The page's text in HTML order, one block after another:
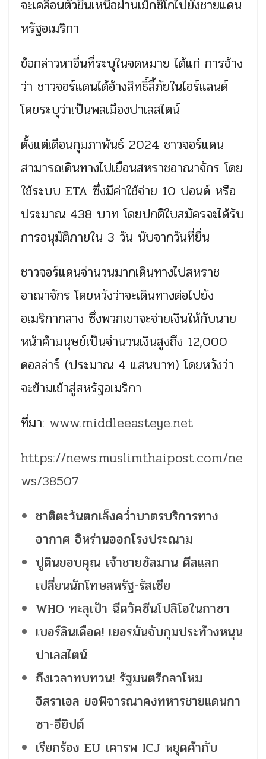
จะเคลื่อนตัวขึ้นเหนือผ่านเม็กซิโกไปยังชายแดน
หรัฐอเมริกา
ข้อกล่าวหาอื่นที่ระบุในจดหมาย ได้แก่ การอ้าง
ว่า ชาวจอร์แดนได้อ้างสิทธิ์ลี้ภัยในไอร์แลนด์
โดยระบุว่าเป็นพลเมืองปาเลสไตน์
ตั้งแต่เดือนกุมภาพันธ์ 2024 ชาวจอร์แดน
สามารถเดินทางไปเยือนสหราชอาณาจักร โดย
ใช้ระบบ ETA ซึ่งมีค่าใช้จ่าย 10 ปอนด์ หรือ
ประมาณ 438 บาท โดยปกติใบสมัครจะได้รับ
การอนุมัติภายใน 3 วัน นับจากวันที่ยื่น
ชาวจอร์แดนจำนวนมากเดินทางไปสหราช
อาณาจักร โดยหวังว่าจะเดินทางต่อไปยัง
อเมริกากลาง ซึ่งพวกเขาจะจ่ายเงินให้กับนาย
หน้าค้ามนุษย์เป็นจำนวนเงินสูงถึง 12,000
ดอลล่าร์ (ประมาณ 4 แสนบาท) โดยหวังว่า
จะข้ามเข้าสู่สหรัฐอเมริกา
ที่มา: www.middleeasteye.net
https://news.muslimthaipost.com/ne
ws/38507
ชาติตะวันตกเล็งคว่ำบาตรบริการทาง
อากาศ อิหร่านออกโรงประณาม
ปูตินขอบคุณ เจ้าชายซัลมาน ดีลแลก
เปลี่ยนนักโทษสหรัฐ-รัสเซีย
WHO ทะลุเป้า ฉีดวัคซีนโปลิโอในกาซา
เบอร์ลินเดือด! เยอรมันจับกุมประท้วงหนุน
ปาเลสไตน์
ถึงเวลาทบทวน! รัฐมนตรีกลาโหม
อิสราเอล ขอพิจารณาคงทหารชายแดนกา
ซา-อียิปต์
เรียกร้อง EU เคารพ ICJ หยุดค้ากับ